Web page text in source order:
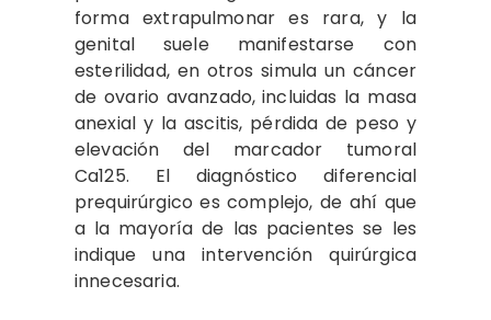
forma extrapulmonar es rara, y la
genital suele manifestarse con
esterilidad, en otros simula un cáncer
de ovario avanzado, incluidas la masa
anexial y la ascitis, pérdida de peso y
elevación del marcador tumoral
Ca125. El diagnóstico diferencial
prequirúrgico es complejo, de ahí que
a la mayoría de las pacientes se les
indique una intervención quirúrgica
innecesaria.